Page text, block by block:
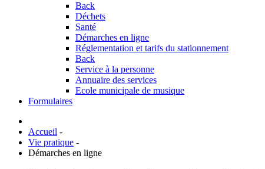
Back
Déchets
Santé
Démarches en ligne
Réglementation et tarifs du stationnement
Back
Service à la personne
Annuaire des services
Ecole municipale de musique
Formulaires
Accueil -
Vie pratique -
Démarches en ligne